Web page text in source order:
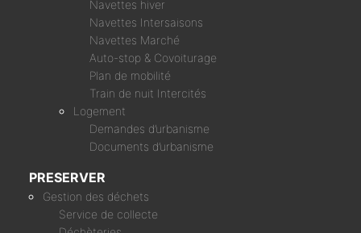
Navettes hiver
Navettes Intersaisons
Navettes Marché
Auto-stop & Covoiturage
Plan de mobilité
Train de nuit Intercités
Logement
Demandes d’urbanisme
Documents d’urbanisme
PRESERVER
Gestion des déchets
Service de collecte